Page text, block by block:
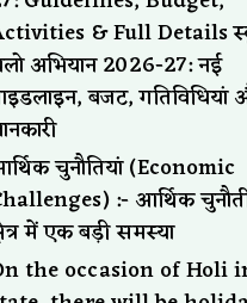
& Full Details
अभियान 2026-27: नई
बजट, गतिविधियां
चुनौतियां (Economic
:- आर्थिक
में एक बड़ी समस्या
the occasion of Holi